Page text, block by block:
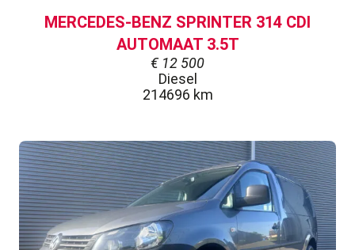
MERCEDES-BENZ SPRINTER 314 CDI
AUTOMAAT 3.5T
€ 12 500
Diesel
214696 km